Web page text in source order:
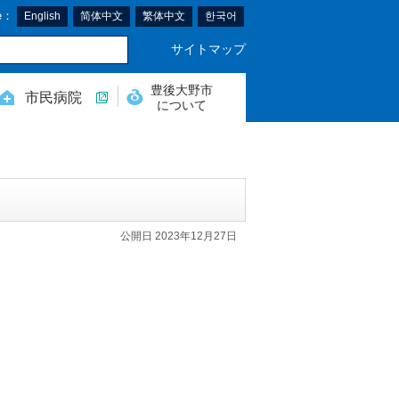
English 简体中文 繁体中文 한국어
サイトマップ
市民病院
豊後大野市
について
公開日 2023年12月27日